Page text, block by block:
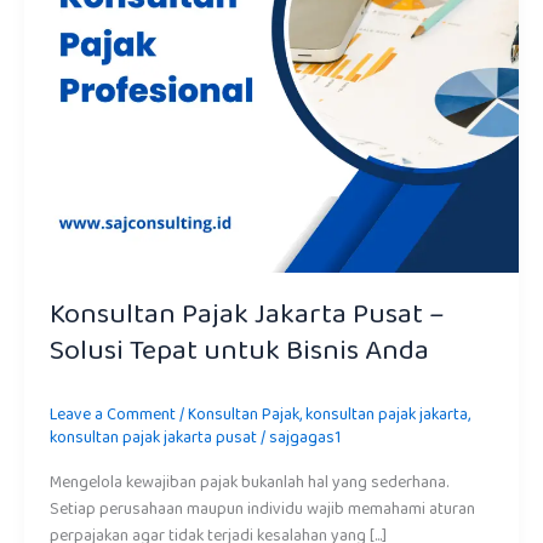
Konsultan Pajak Jakarta Pusat –
Solusi Tepat untuk Bisnis Anda
Leave a Comment/Konsultan Pajak,konsultan pajak jakarta,
konsultan pajak jakarta pusat/sajgagas1
Mengelola kewajiban pajak bukanlah hal yang sederhana.
Setiap perusahaan maupun individu wajib memahami aturan
perpajakan agar tidak terjadi kesalahan yang […]
Anda